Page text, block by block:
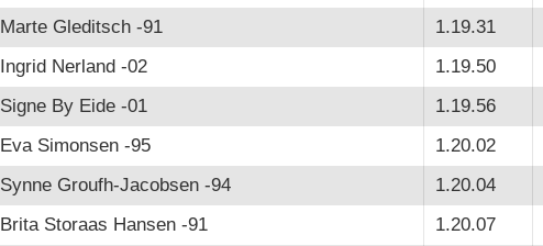
Marte Gleditsch -91 1.19.31
Ingrid Nerland -02 1.19.50
Signe By Eide -01 1.19.56
Eva Simonsen -95 1.20.02
Synne Groufh-Jacobsen -94 1.20.04
Brita Storaas Hansen -91 1.20.07